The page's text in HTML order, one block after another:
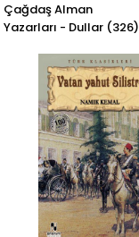
Çağdaş Alman
Yazarları - Dullar (326)